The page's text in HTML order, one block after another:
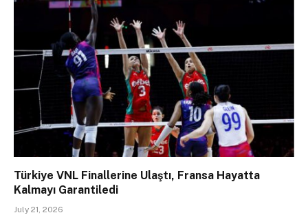
Türkiye VNL Finallerine Ulaştı, Fransa Hayatta
Kalmayı Garantiledi
July 21, 2026